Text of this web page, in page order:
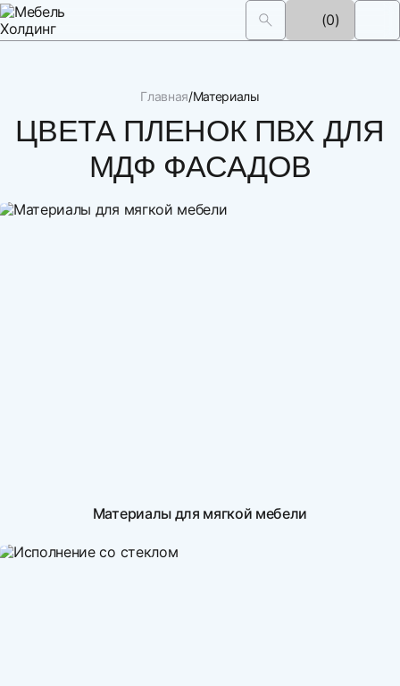
(0)
Главная Материалы
ЦВЕТА ПЛЕНОК ПВХ ДЛЯ
МДФ ФАСАДОВ
Материалы для мягкой мебели